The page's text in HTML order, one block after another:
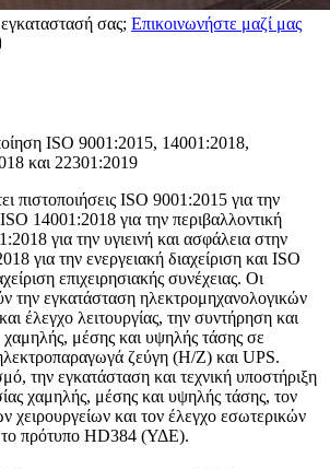
σας; Επικοινωνήστε μαζί μας
ISO 9001:2015, 14001:2018,
και 22301:2019
πιστοποιήσεις ISO 9001:2015 για την
14001:2018 για την περιβαλλοντική
για την υγιεινή και ασφάλεια στην
για την ενεργειακή διαχείριση και ISO
επιχειρησιακής συνέχειας. Οι
την εγκατάσταση ηλεκτρομηχανολογικών
έλεγχο λειτουργίας, την συντήρηση και
χαμηλής, μέσης και υψηλής τάσης σε
ζεύγη (Η/Ζ) και UPS.
την εγκατάσταση και τεχνική υποστήριξη
χαμηλής, μέσης και υψηλής τάσης, τον
χειρουργείων και τον έλεγχο εσωτερικών
πρότυπο HD384 (ΥΔΕ).